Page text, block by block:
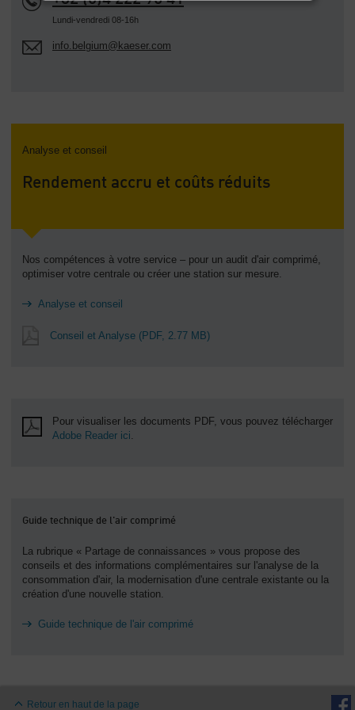
Lundi-vendredi 08-16h
info.belgium@kaeser.com
Analyse et conseil
Rendement accru et coûts réduits
Nos compétences à votre service – pour un audit d'air comprimé,
optimiser votre centrale ou créer une station sur mesure.
Analyse et conseil
Conseil et Analyse (PDF, 2.77 MB)
Pour visualiser les documents PDF, vous pouvez télécharger
Adobe Reader ici.
Guide technique de l'air comprimé
La rubrique « Partage de connaissances » vous propose des
conseils et des informations complémentaires sur l'analyse de la
consommation d'air, la modernisation d'une centrale existante ou la
création d'une nouvelle station.
Guide technique de l'air comprimé
Retour en haut de la page